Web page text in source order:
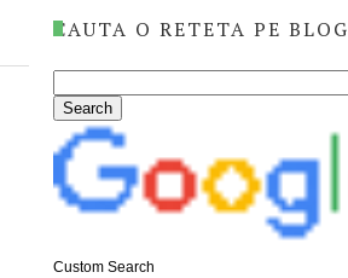
CAUTA O RETETA PE BLOG
Custom Search